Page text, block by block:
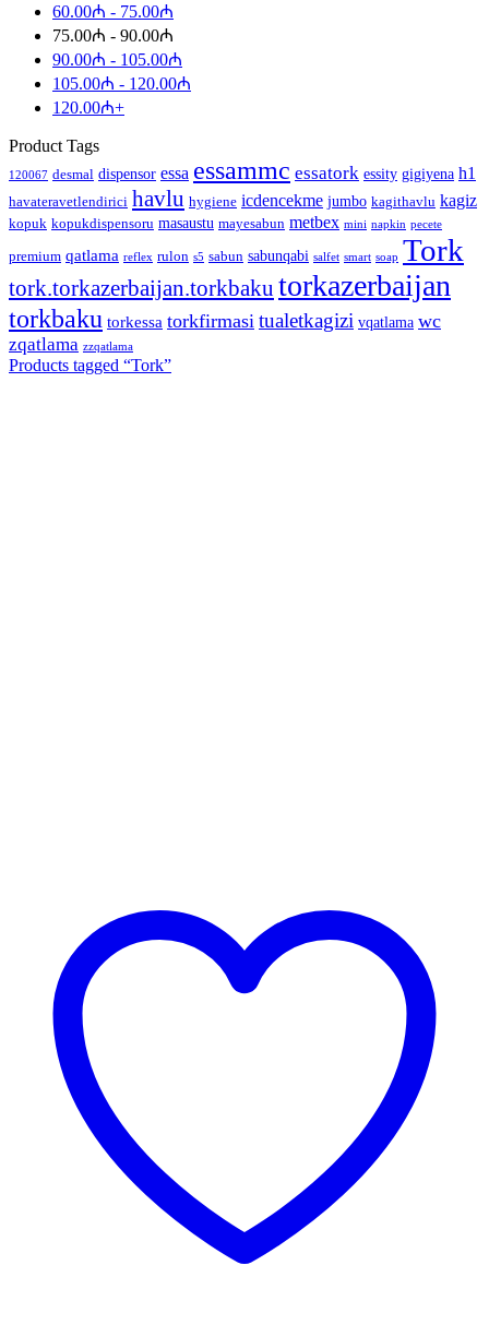
60.00₼ - 75.00₼
75.00₼ - 90.00₼
90.00₼ - 105.00₼
105.00₼ - 120.00₼
120.00₼+
Product Tags
120067 desmal dispensor essa essammc essatork essity gigiyena h1
havateravetlendirici havlu hygiene icdencekme jumbo kagithavlu kagiz
kopuk kopukdispensoru masaustu mayesabun metbex mini napkin pecete
premium qatlama reflex rulon s5 sabun sabunqabi salfet smart soap Tork
tork.torkazerbaijan.torkbaku torkazerbaijan
torkbaku torkessa torkfirmasi tualetkagizi vqatlama wc
zqatlama zzqatlama
Products tagged “Tork”